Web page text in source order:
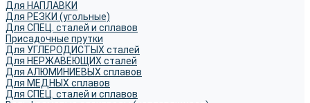
Для НАПЛАВКИ
Для РЕЗКИ (угольные)
Для СПЕЦ. сталей и сплавов
Присадочные прутки
Для УГЛЕРОДИСТЫХ сталей
Для НЕРЖАВЕЮЩИХ сталей
Для АЛЮМИНИЕВЫХ сплавов
Для МЕДНЫХ сплавов
Для СПЕЦ. сталей и сплавов